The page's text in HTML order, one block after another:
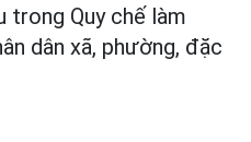
trong Quy chế làm
dân xã, phường, đặc